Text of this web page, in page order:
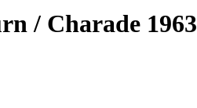
/ Charade 1963